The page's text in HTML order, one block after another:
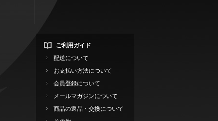
ご利用ガイド
配送について
お支払い方法について
会員登録について
メールマガジンについて
商品の返品・交換について